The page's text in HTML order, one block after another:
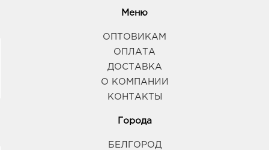
Меню
ОПТОВИКАМ
ОПЛАТА
ДОСТАВКА
О КОМПАНИИ
КОНТАКТЫ
Города
БЕЛГОРОД